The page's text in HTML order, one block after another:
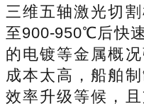
三维五轴激光切
至900-950℃后快
的电镀等金属概
成本太高，船舶
效率升级等候，